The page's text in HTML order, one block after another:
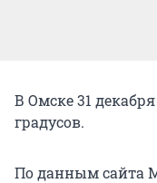
В Омске 31
градусов.
По данным сайта